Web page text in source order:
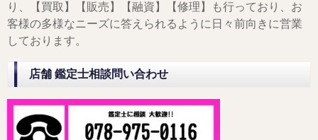
り、【買取】【販売】【融資】【修理】も行っており、お
客様の多様なニーズに答えられるように日々前向きに営業
しております。
店舗 鑑定士相談問い合わせ